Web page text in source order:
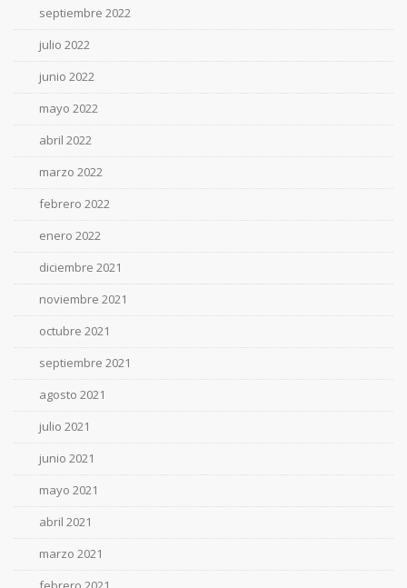
septiembre 2022
julio 2022
junio 2022
mayo 2022
abril 2022
marzo 2022
febrero 2022
enero 2022
diciembre 2021
noviembre 2021
octubre 2021
septiembre 2021
agosto 2021
julio 2021
junio 2021
mayo 2021
abril 2021
marzo 2021